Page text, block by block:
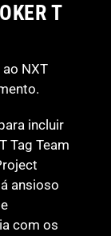
T
NXT
incluir
Tag Team
ansioso
com os